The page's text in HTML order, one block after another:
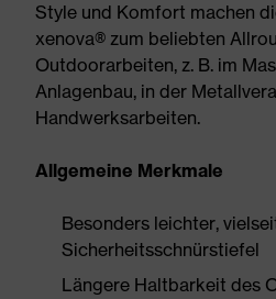
Style und Komfort machen
xenova® zum beliebten
Outdoorarbeiten, z. B. im
Anlagenbau, in der
Handwerksarbeiten.
Allgemeine Merkmale
Besonders leichter,
Sicherheitsschnürstiefel
Längere Haltbarkeit des